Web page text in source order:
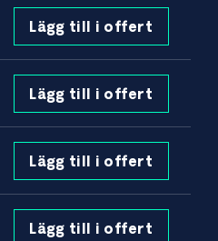
Lägg till i offert
Lägg till i offert
Lägg till i offert
Lägg till i offert